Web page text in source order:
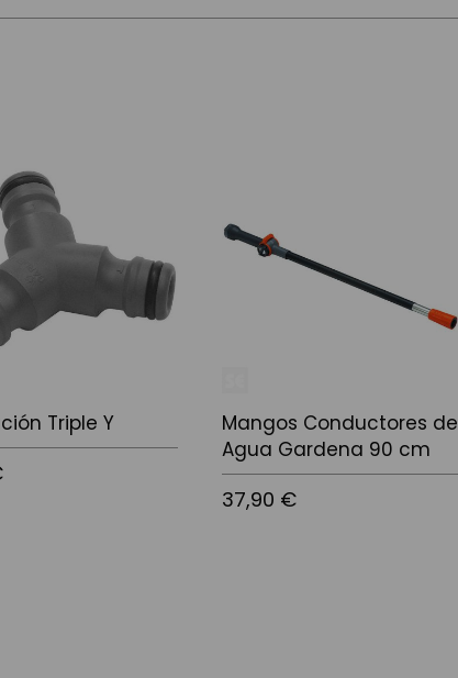
Triple Y
Mangos Conductores de
Agua Gardena 90 cm
37,90 €